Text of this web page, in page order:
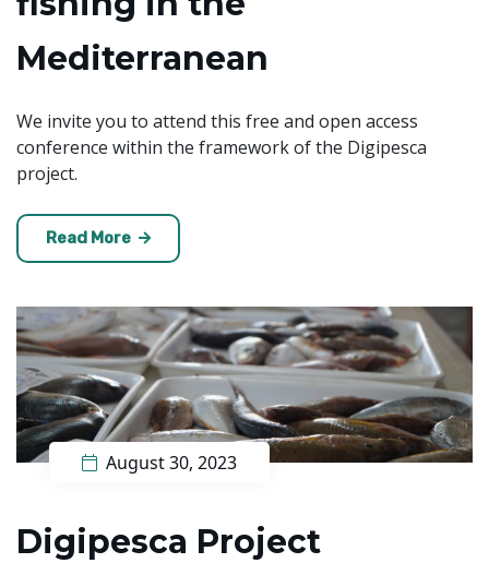
Mediterranean
We invite you to attend this free and open access
conference within the framework of the Digipesca
project.
Read More
August 30, 2023
Digipesca Project